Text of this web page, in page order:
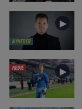
NYHEDER
►
MEDIE ►